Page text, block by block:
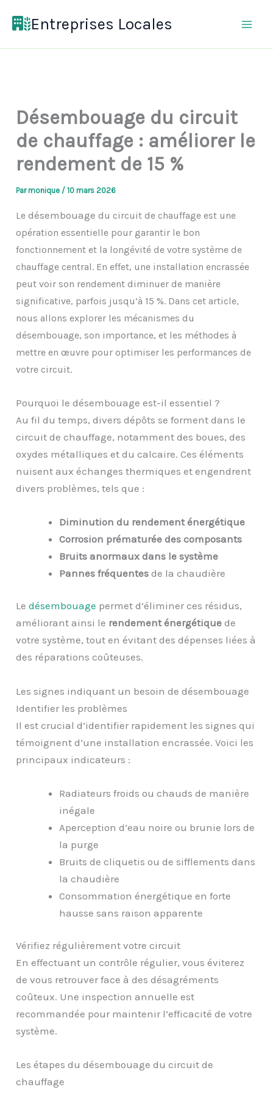
Entreprises Locales
Désembouage du circuit
de chauffage : améliorer le
rendement de 15 %
Parmonique /10 mars 2026
Ledésembouage du circuit de chauffage est une
opération essentielle pour garantir le bon
fonctionnement et la longévité de votre système de
chauffage central. En effet, une installation encrassée
peut voir son rendement diminuer de manière
significative, parfois jusqu’à 15 %. Dans cet article,
nous allons explorer les mécanismes du
désembouage, son importance, et les méthodes à
mettre en œuvre pour optimiser les performances de
votre circuit.
Pourquoi le désembouage est-il essentiel ?
Au fil du temps, divers dépôts se forment dans le
circuit de chauffage, notamment des boues, des
oxydes métalliques et du calcaire. Ces éléments
nuisent aux échanges thermiques et engendrent
divers problèmes, tels que :
Diminution du rendement énergétique
Corrosion prématurée des composants
Bruits anormaux dans le système
Pannes fréquentes de la chaudière
Ledésembouage permet d’éliminer ces résidus,
améliorant ainsi le rendement énergétique de
votre système, tout en évitant des dépenses liées à
des réparations coûteuses.
Les signes indiquant un besoin de désembouage
Identifier les problèmes
Il est crucial d’identifier rapidement les signes qui
témoignent d’une installation encrassée. Voici les
principaux indicateurs :
Radiateurs froids ou chauds de manière
inégale
Aperception d’eau noire ou brunie lors de
la purge
Bruits de cliquetis ou de sifflements dans
la chaudière
Consommation énergétique en forte
hausse sans raison apparente
Vérifiez régulièrement votre circuit
En effectuant un contrôle régulier, vous éviterez
de vous retrouver face à des désagréments
coûteux. Une inspection annuelle est
recommandée pour maintenir l’efficacité de votre
système.
Les étapes du désembouage du circuit de
chauffage